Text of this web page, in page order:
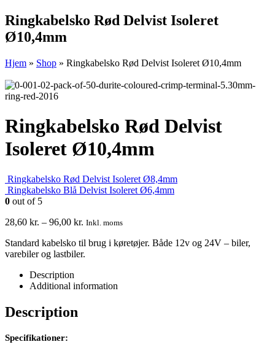
Ringkabelsko Rød Delvist Isoleret
Ø10,4mm
Hjem » Shop » Ringkabelsko Rød Delvist Isoleret Ø10,4mm
Ringkabelsko Rød Delvist
Isoleret Ø10,4mm
Ringkabelsko Rød Delvist Isoleret Ø8,4mm
Ringkabelsko Blå Delvist Isoleret Ø6,4mm
0 out of 5
28,60 kr. – 96,00 kr. Inkl. moms
Standard kabelsko til brug i køretøjer. Både 12v og 24V – biler,
varebiler og lastbiler.
Description
Additional information
Description
Specifikationer: